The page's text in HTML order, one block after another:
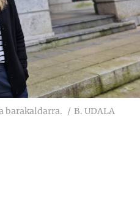
barakaldarra. B. UDALA